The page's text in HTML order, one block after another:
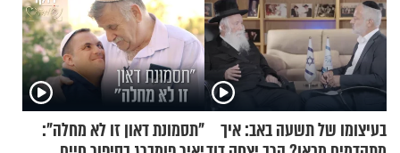
בעיצומו של תשעה באב: איך
"תסמונת דאון זו לא מחלה":